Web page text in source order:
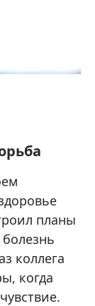
планы
коллега
когда